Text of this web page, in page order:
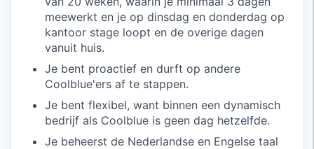
meewerkt en je op dinsdag en donderdag op
kantoor stage loopt en de overige dagen
vanuit huis.
Je bent proactief en durft op andere
Coolblue'ers af te stappen.
Je bent flexibel, want binnen een dynamisch
bedrijf als Coolblue is geen dag hetzelfde.
Je beheerst de Nederlandse en Engelse taal